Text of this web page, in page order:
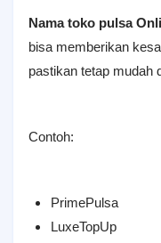
Nama toko pulsa
bisa memberikan
pastikan tetap mudah
Contoh:
PrimePulsa
LuxeTopUp